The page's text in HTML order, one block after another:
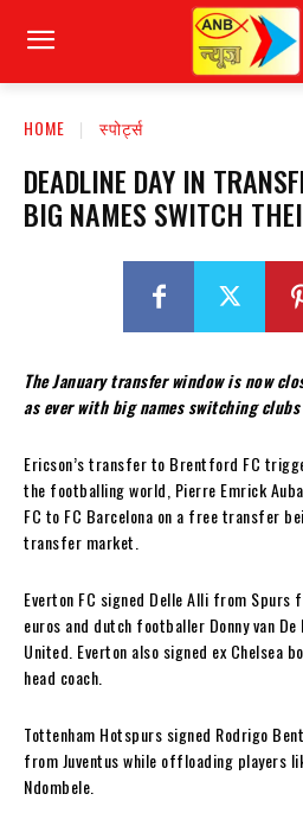
HOME स्पोर्ट्स
DEADLINE DAY IN
BIG NAMES SWITCH
The January transfer window is now
as ever with big names switching
Ericson’s transfer to Brentford FC
the footballing world, Pierre Emrick
FC to FC Barcelona on a free transfer
transfer market.
Everton FC signed Delle Alli from Spurs
euros and dutch footballer Donny van
United. Everton also signed ex Chelsea
head coach.
Tottenham Hotspurs signed Rodrigo
from Juventus while offloading players
Ndombele.